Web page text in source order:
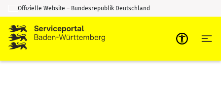
Zum Inhalt springen
Zur Suche springen
Offizielle Website – Bundesrepublik Deutschland